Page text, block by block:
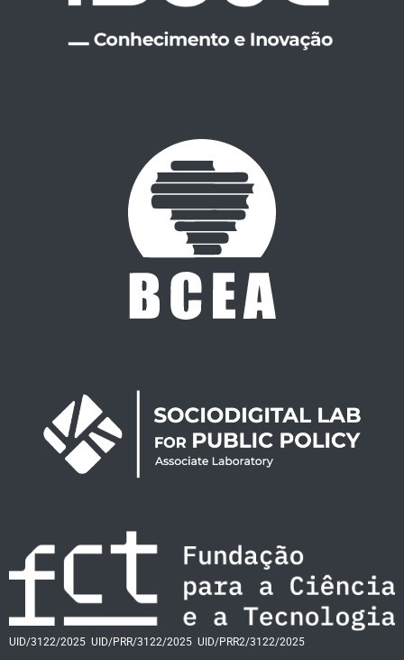
UID/3122/2025 UID/PRR/3122/2025 UID/PRR2/3122/2025